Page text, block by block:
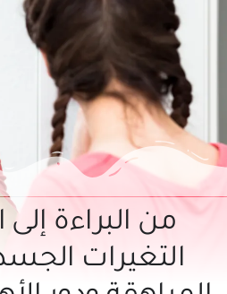
الأنشطة
المناسبات
المقالات
حول علمتني كنز
احجزي استشارة
من البراءة إلى
التغيرات